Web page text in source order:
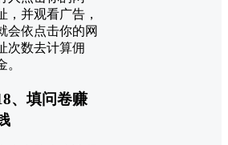
，并观看广告，
会依点击你的网
次数去计算佣
。
、填问卷赚